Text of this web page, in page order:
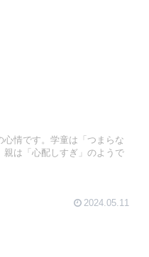
情です。学童は「つまらな
は「心配しすぎ」のようで
2024.05.11